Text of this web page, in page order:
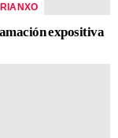
expositiva